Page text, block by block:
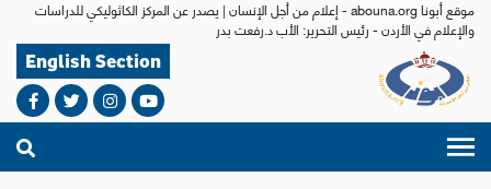
موقع أبونا abouna.org - إعلام من أجل الإنسان | يصدر عن المركز الكاثوليكي للدراسات
والإعلام في الأردن - رئيس التحرير: الأب د.رفعت بدر
English Section